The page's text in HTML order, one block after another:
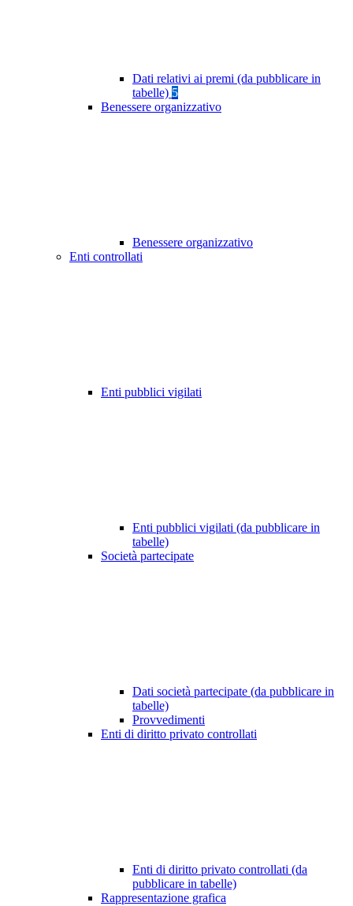
Dati relativi ai premi (da pubblicare in
tabelle) 5
Benessere organizzativo
Benessere organizzativo
Enti controllati
Enti pubblici vigilati
Enti pubblici vigilati (da pubblicare in
tabelle)
Società partecipate
Dati società partecipate (da pubblicare in
tabelle)
Provvedimenti
Enti di diritto privato controllati
Enti di diritto privato controllati (da
pubblicare in tabelle)
Rappresentazione grafica